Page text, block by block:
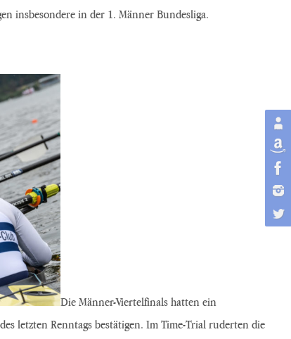
insbesondere in der 1. Männer Bundesliga.
Die Männer-Viertelfinals hatten ein
letzten Renntags bestätigen. Im Time-Trial ruderten die